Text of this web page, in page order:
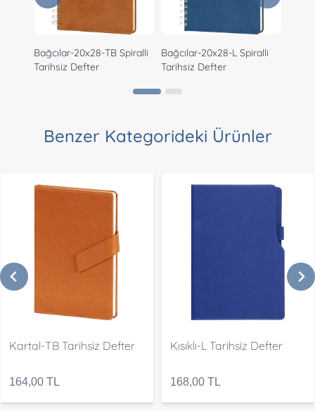
Bağcılar-20x28-TB Spiralli
Tarihsiz Defter
Bağcılar-20x28-L Spiralli
Tarihsiz Defter
Benzer Kategorideki Ürünler
Kartal-TB Tarihsiz Defter
164,00 TL
Kısıklı-L Tarihsiz Defter
168,00 TL